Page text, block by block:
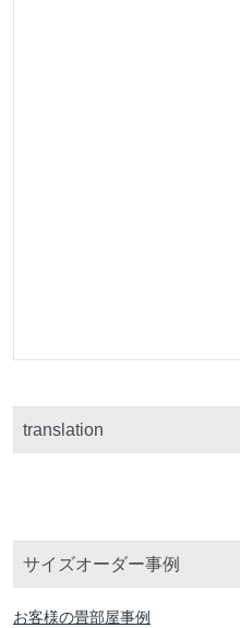
translation
サイズオーダー事例
お客様の畳部屋事例